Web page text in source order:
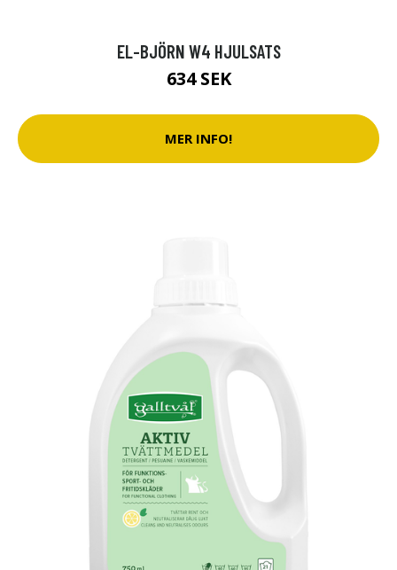
EL-BJÖRN W4 HJULSATS
634 SEK
MER INFO!